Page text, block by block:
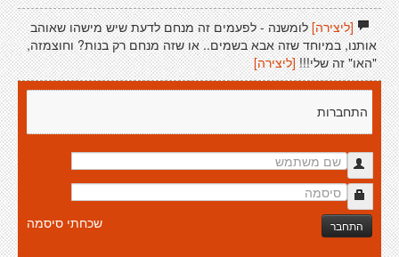
[ליצירה]לומשנה - לפעמים זה מנחם לדעת שיש מישהו שאוהב
אותנו, במיוחד שזה אבא בשמים.. או שזה מנחם רק בנות? וחוצמזה,
"האו" זה שלי!!! [ליצירה]
התחברות
התחבר שכחתי סיסמה